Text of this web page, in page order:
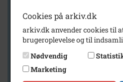
Arkiv
Jordløse-Trunderup
Cookies på arkiv.dk
arkiv.dk anvender cookies til
brugeroplevelse og til
Nødvendig
Marketing